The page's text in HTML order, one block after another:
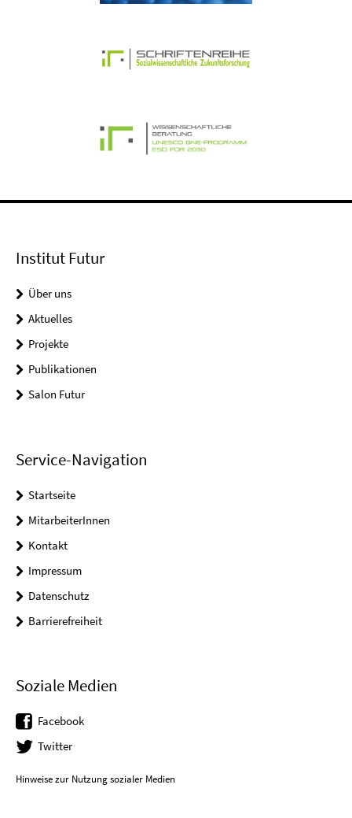
Institut Futur
Über uns
Aktuelles
Projekte
Publikationen
Salon Futur
Service-Navigation
Startseite
MitarbeiterInnen
Kontakt
Impressum
Datenschutz
Barrierefreiheit
Soziale Medien
Facebook
Twitter
Hinweise zur Nutzung sozialer Medien